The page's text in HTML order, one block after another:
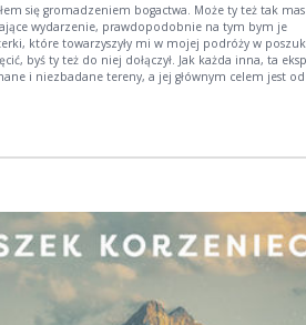
się gromadzeniem bogactwa. Może ty też tak
wydarzenie, prawdopodobnie na tym bym je
byś ty też do niej dołączył. Jak każda inna, ta
i niezbadane tereny, a jej głównym celem jest
w treści tej książki, ale zapewniam cię, że jest to